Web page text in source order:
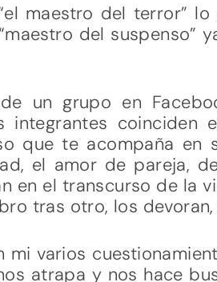
maestro del terror”
del suspenso”
un grupo en
integrantes coinciden
que te acompaña en
el amor de pareja,
en el transcurso de la
tras otro, los
varios
atrapa y nos hace